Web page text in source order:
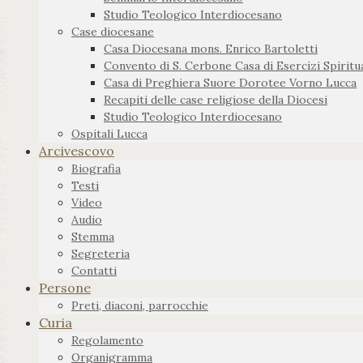
Studio Teologico Interdiocesano
Case diocesane
Casa Diocesana mons. Enrico Bartoletti
Convento di S. Cerbone Casa di Esercizi
Casa di Preghiera Suore Dorotee Vorno Lucca
Recapiti delle case religiose della Diocesi
Studio Teologico Interdiocesano
Ospitali Lucca
Arcivescovo
Biografia
Testi
Video
Audio
Stemma
Segreteria
Contatti
Persone
Preti, diaconi, parrocchie
Curia
Regolamento
Organigramma